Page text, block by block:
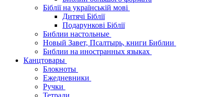
Біблії на українській мові
Дитячі Біблії
Подарункові Біблії
Библии настольные
Новый Завет, Псалтырь, книги Библии
Библии на иностранных языках
Канцтовары
Блокноты
Ежедневники
Ручки